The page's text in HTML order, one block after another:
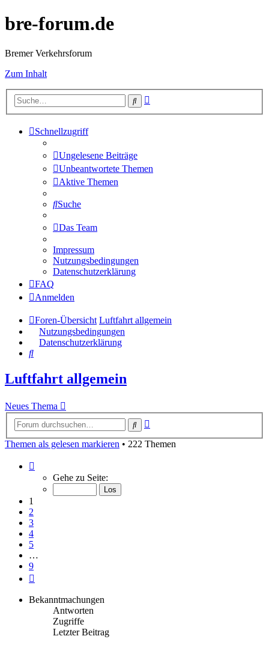
bre-forum.de
Bremer Verkehrsforum
Zum Inhalt
Suche
Schnellzugriff
Ungelesene Beiträge
Unbeantwortete Themen
Aktive Themen
Suche
Das Team
Impressum
Nutzungsbedingungen
Datenschutzerklärung
FAQ
Anmelden
Foren-Übersicht Luftfahrt allgemein
Nutzungsbedingungen
Datenschutzerklärung
Suche
Luftfahrt allgemein
Neues Thema
Suche
Themen als gelesen markieren • 222 Themen
von
Gehe zu Seite:
1
2
3
4
5
…
9
Bekanntmachungen
Antworten
Zugriffe
Letzter Beitrag